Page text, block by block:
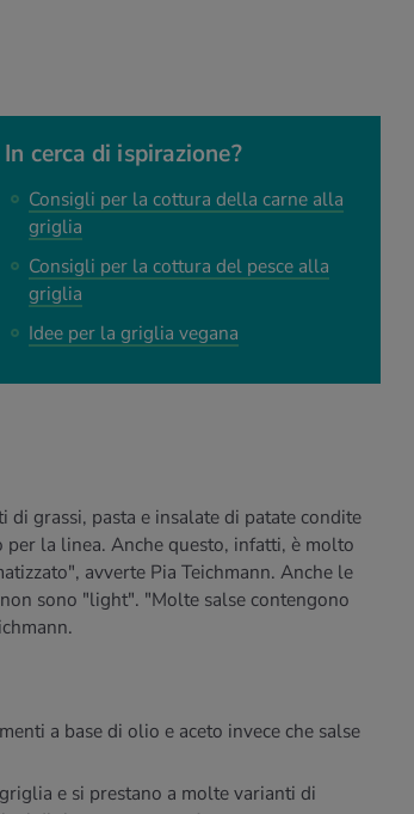
In cerca di ispirazione?
Consigli per la cottura della carne alla
griglia
Consigli per la cottura del pesce alla
griglia
Idee per la griglia vegana
grassi, pasta e insalate di patate condite
la linea. Anche questo, infatti, è molto
avverte Pia Teichmann. Anche le
sono "light". "Molte salse contengono
a base di olio e aceto invece che salse
e si prestano a molte varianti di